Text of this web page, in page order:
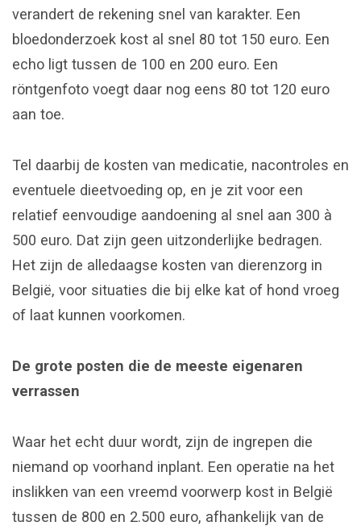
verandert de rekening snel van karakter. Een
bloedonderzoek kost al snel 80 tot 150 euro. Een
echo ligt tussen de 100 en 200 euro. Een
röntgenfoto voegt daar nog eens 80 tot 120 euro
aan toe.
Tel daarbij de kosten van medicatie, nacontroles en
eventuele dieetvoeding op, en je zit voor een
relatief eenvoudige aandoening al snel aan 300 à
500 euro. Dat zijn geen uitzonderlijke bedragen.
Het zijn de alledaagse kosten van dierenzorg in
België, voor situaties die bij elke kat of hond vroeg
of laat kunnen voorkomen.
De grote posten die de meeste eigenaren
verrassen
Waar het echt duur wordt, zijn de ingrepen die
niemand op voorhand inplant. Een operatie na het
inslikken van een vreemd voorwerp kost in België
tussen de 800 en 2.500 euro, afhankelijk van de